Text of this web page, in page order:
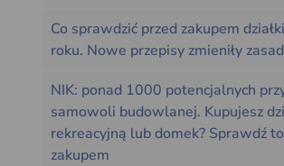
Co sprawdzić przed zakupem
roku. Nowe przepisy zmieniły
NIK: ponad 1000 potencjalnych
samowoli budowlanej. Kupujesz
rekreacyjną lub domek? Sprawdź
zakupem